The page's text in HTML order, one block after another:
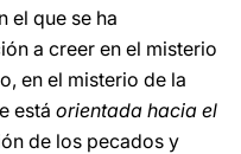
el que se ha
a creer en el misterio
en el misterio de la
está orientada hacia el
de los pecados y